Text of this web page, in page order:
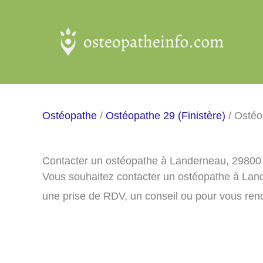
Ostéopathe / Ostéopathe 29 (Finistère) /
Contacter un ostéopathe à Landerneau, 29800
Vous souhaitez contacter un ostéopathe à
une prise de RDV, un conseil ou pour vous